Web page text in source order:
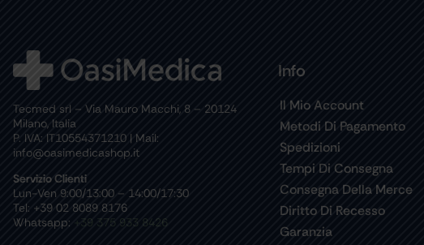
Tecmed srl – Via Mauro Macchi, 8 – 20124
Milano, Italia
P. IVA: IT10554371210 | Mail:
info@oasimedicashop.it
Servizio Clienti
Lun-Ven 9:00/13:00 – 14:00/17:30
Tel: +39 02 8089 8176
Whatsapp: +39 375 933 8426
Info
Il Mio Account
Metodi Di Pagamento
Spedizioni
Tempi Di Consegna
Consegna Della Merce
Diritto Di Recesso
Garanzia